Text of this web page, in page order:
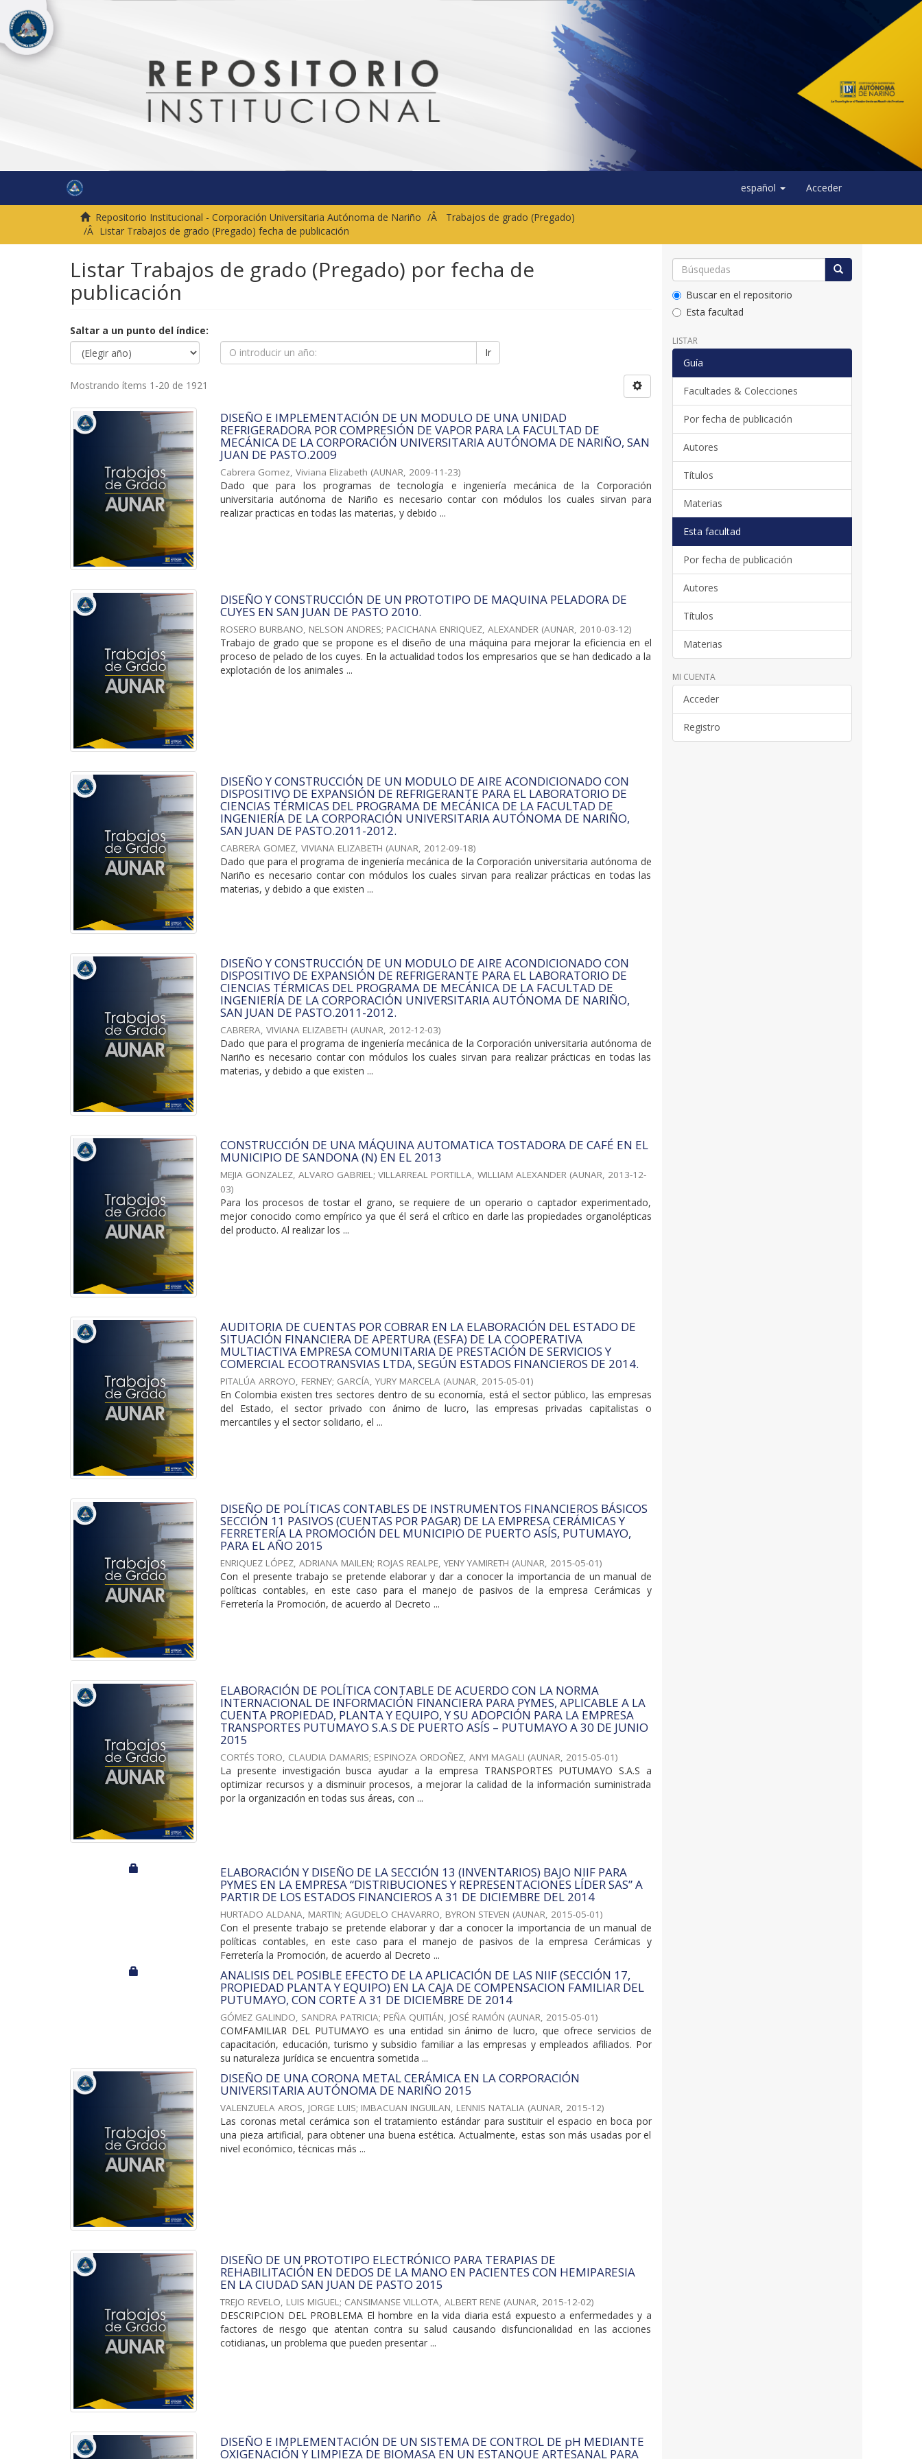
español Acceder
Repositorio Institucional - Corporación Universitaria Autónoma de Nariño
Trabajos de grado (Pregado)
Listar Trabajos de grado (Pregado) fecha de publicación
Listar Trabajos de grado (Pregado) por fecha de
publicación
Saltar a un punto del índice:
Ir
Mostrando ítems 1-20 de 1921
DISEÑO E IMPLEMENTACIÓN DE UN MODULO DE UNA UNIDAD
REFRIGERADORA POR COMPRESIÓN DE VAPOR PARA LA FACULTAD DE
MECÁNICA DE LA CORPORACIÓN UNIVERSITARIA AUTÓNOMA DE NARIÑO, SAN
JUAN DE PASTO.2009
Cabrera Gomez, Viviana Elizabeth (AUNAR, 2009-11-23)
Dado que para los programas de tecnología e ingeniería mecánica de la Corporación
universitaria autónoma de Nariño es necesario contar con módulos los cuales sirvan para
realizar practicas en todas las materias, y debido ...
DISEÑO Y CONSTRUCCIÓN DE UN PROTOTIPO DE MAQUINA PELADORA DE
CUYES EN SAN JUAN DE PASTO 2010.
ROSERO BURBANO, NELSON ANDRES; PACICHANA ENRIQUEZ, ALEXANDER (AUNAR, 2010-03-12)
Trabajo de grado que se propone es el diseño de una máquina para mejorar la eficiencia en el
proceso de pelado de los cuyes. En la actualidad todos los empresarios que se han dedicado a la
explotación de los animales ...
DISEÑO Y CONSTRUCCIÓN DE UN MODULO DE AIRE ACONDICIONADO CON
DISPOSITIVO DE EXPANSIÓN DE REFRIGERANTE PARA EL LABORATORIO DE
CIENCIAS TÉRMICAS DEL PROGRAMA DE MECÁNICA DE LA FACULTAD DE
INGENIERÍA DE LA CORPORACIÓN UNIVERSITARIA AUTÓNOMA DE NARIÑO,
SAN JUAN DE PASTO.2011-2012.
CABRERA GOMEZ, VIVIANA ELIZABETH (AUNAR, 2012-09-18)
Dado que para el programa de ingeniería mecánica de la Corporación universitaria autónoma de
Nariño es necesario contar con módulos los cuales sirvan para realizar prácticas en todas las
materias, y debido a que existen ...
DISEÑO Y CONSTRUCCIÓN DE UN MODULO DE AIRE ACONDICIONADO CON
DISPOSITIVO DE EXPANSIÓN DE REFRIGERANTE PARA EL LABORATORIO DE
CIENCIAS TÉRMICAS DEL PROGRAMA DE MECÁNICA DE LA FACULTAD DE
INGENIERÍA DE LA CORPORACIÓN UNIVERSITARIA AUTÓNOMA DE NARIÑO,
SAN JUAN DE PASTO.2011-2012.
CABRERA, VIVIANA ELIZABETH (AUNAR, 2012-12-03)
Dado que para el programa de ingeniería mecánica de la Corporación universitaria autónoma de
Nariño es necesario contar con módulos los cuales sirvan para realizar prácticas en todas las
materias, y debido a que existen ...
CONSTRUCCIÓN DE UNA MÁQUINA AUTOMATICA TOSTADORA DE CAFÉ EN EL
MUNICIPIO DE SANDONA (N) EN EL 2013
MEJIA GONZALEZ, ALVARO GABRIEL;VILLARREAL PORTILLA, WILLIAM ALEXANDER (AUNAR, 2013-12-
03)
Para los procesos de tostar el grano, se requiere de un operario o captador experimentado,
mejor conocido como empírico ya que él será el crítico en darle las propiedades organolépticas
del producto. Al realizar los ...
AUDITORIA DE CUENTAS POR COBRAR EN LA ELABORACIÓN DEL ESTADO DE
SITUACIÓN FINANCIERA DE APERTURA (ESFA) DE LA COOPERATIVA
MULTIACTIVA EMPRESA COMUNITARIA DE PRESTACIÓN DE SERVICIOS Y
COMERCIAL ECOOTRANSVIAS LTDA, SEGÚN ESTADOS FINANCIEROS DE 2014.
PITALÚA ARROYO, FERNEY; GARCÍA, YURY MARCELA (AUNAR, 2015-05-01)
En Colombia existen tres sectores dentro de su economía, está el sector público, las empresas
del Estado, el sector privado con ánimo de lucro, las empresas privadas capitalistas o
mercantiles y el sector solidario, el ...
DISEÑO DE POLÍTICAS CONTABLES DE INSTRUMENTOS FINANCIEROS BÁSICOS
SECCIÓN 11 PASIVOS (CUENTAS POR PAGAR) DE LA EMPRESA CERÁMICAS Y
FERRETERÍA LA PROMOCIÓN DEL MUNICIPIO DE PUERTO ASÍS, PUTUMAYO,
PARA EL AÑO 2015
ENRIQUEZ LÓPEZ, ADRIANA MAILEN; ROJAS REALPE, YENY YAMIRETH (AUNAR, 2015-05-01)
Con el presente trabajo se pretende elaborar y dar a conocer la importancia de un manual de
políticas contables, en este caso para el manejo de pasivos de la empresa Cerámicas y
Ferretería la Promoción, de acuerdo al Decreto ...
ELABORACIÓN DE POLÍTICA CONTABLE DE ACUERDO CON LA NORMA
INTERNACIONAL DE INFORMACIÓN FINANCIERA PARA PYMES, APLICABLE A LA
CUENTA PROPIEDAD, PLANTA Y EQUIPO, Y SU ADOPCIÓN PARA LA EMPRESA
TRANSPORTES PUTUMAYO S.A.S DE PUERTO ASÍS – PUTUMAYO A 30 DE JUNIO
2015
CORTÉS TORO, CLAUDIA DAMARIS; ESPINOZA ORDOÑEZ, ANYI MAGALI (AUNAR 2015-05-01)
La presente investigación busca ayudar a la empresa TRANSPORTES PUTUMAYO S.A.S a
optimizar recursos y a disminuir procesos, a mejorar la calidad de la información suministrada
por la organización en todas sus áreas, con ...
ELABORACIÓN Y DISEÑO DE LA SECCIÓN 13 (INVENTARIOS) BAJO NIIF PARA
PYMES EN LA EMPRESA “DISTRIBUCIONES Y REPRESENTACIONES LÍDER SAS” A
PARTIR DE LOS ESTADOS FINANCIEROS A 31 DE DICIEMBRE DEL 2014
HURTADO ALDANA, MARTIN;AGUDELO CHAVARRO, BYRON STEVEN (AUNAR 2015-05-01)
Con el presente trabajo se pretende elaborar y dar a conocer la importancia de un manual de
políticas contables, en este caso para el manejo de pasivos de la empresa Cerámicas y
Ferretería la Promoción, de acuerdo al Decreto ...
ANALISIS DEL POSIBLE EFECTO DE LA APLICACIÓN DE LAS NIIF (SECCIÓN 17,
PROPIEDAD PLANTA Y EQUIPO) EN LA CAJA DE COMPENSACION FAMILIAR DEL
PUTUMAYO, CON CORTE A 31 DE DICIEMBRE DE 2014
GÓMEZ GALINDO, SANDRA PATRICIA; PEÑA QUITIÁN, JOSÉ RAMÓN (AUNAR 2015-05-01)
COMFAMILIAR DEL PUTUMAYO es una entidad sin ánimo de lucro, que ofrece servicios de
capacitación, educación, turismo y subsidio familiar a las empresas y empleados afiliados. Por
su naturaleza jurídica se encuentra sometida ...
DISEÑO DE UNA CORONA METAL CERÁMICA EN LA CORPORACIÓN
UNIVERSITARIA AUTÓNOMA DE NARIÑO 2015
VALENZUELA AROS, JORGE LUIS; IMBACUAN INGUILAN, LENNIS NATALIA (AUNAR 2015-12)
Las coronas metal cerámica son el tratamiento estándar para sustituir el espacio en boca por
una pieza artificial, para obtener una buena estética. Actualmente, estas son más usadas por el
nivel económico, técnicas más ...
DISEÑO DE UN PROTOTIPO ELECTRÓNICO PARA TERAPIAS DE
REHABILITACIÓN EN DEDOS DE LA MANO EN PACIENTES CON HEMIPARESIA
EN LA CIUDAD SAN JUAN DE PASTO 2015
TREJO REVELO, LUIS MIGUEL ; CANSIMANSE VILLOTA, ALBERT RENE (AUNAR 2015-12-02)
DESCRIPCION DEL PROBLEMA El hombre en la vida diaria está expuesto a enfermedades y a
factores de riesgo que atentan contra su salud causando disfuncionalidad en las acciones
cotidianas, un problema que pueden presentar ...
DISEÑO E IMPLEMENTACIÓN DE UN SISTEMA DE CONTROL DE pH MEDIANTE
OXIGENACIÓN Y LIMPIEZA DE BIOMASA EN UN ESTANQUE ARTESANAL PARA
Buscar en el repositorio
Esta facultad
LISTAR
Guía
Facultades & Colecciones
Por fecha de publicación
Autores
Títulos
Materias
Esta facultad
Por fecha de publicación
Autores
Títulos
Materias
MI CUENTA
Acceder
Registro